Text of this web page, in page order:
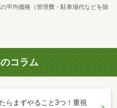
平均価格（管理費・駐車場代などを除
コラム
らまずやること3つ！重視